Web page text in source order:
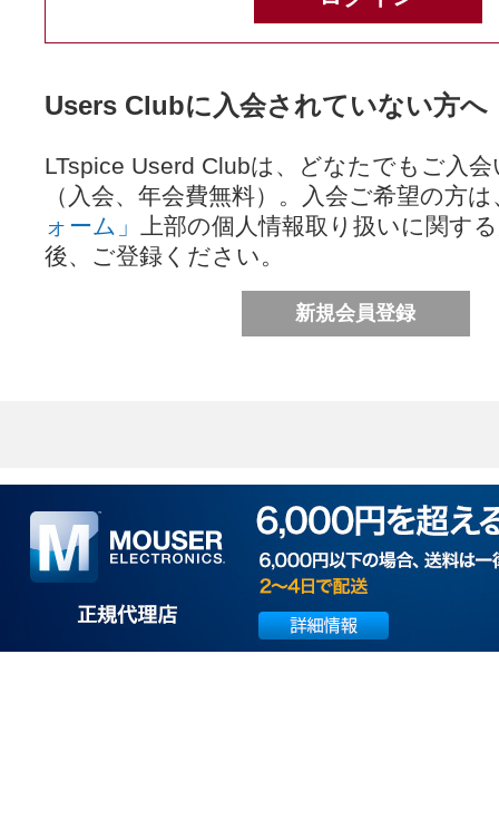
Users Clubに入会されていない方へ
LTspice Userd Clubは、どなたでもご入
（入会、年会費無料）。入会ご希望の方は
ォーム」
上部の個人情報取り扱いに関す
後、ご登録ください。
新規会員登録